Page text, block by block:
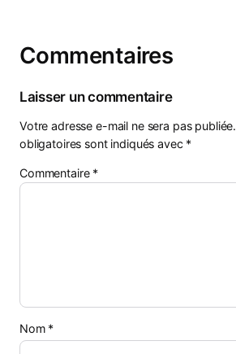
Commentaires
Laisser un commentaire
Votre adresse e-mail ne sera pas publiée.
obligatoires sont indiqués avec *
Commentaire *
Nom *